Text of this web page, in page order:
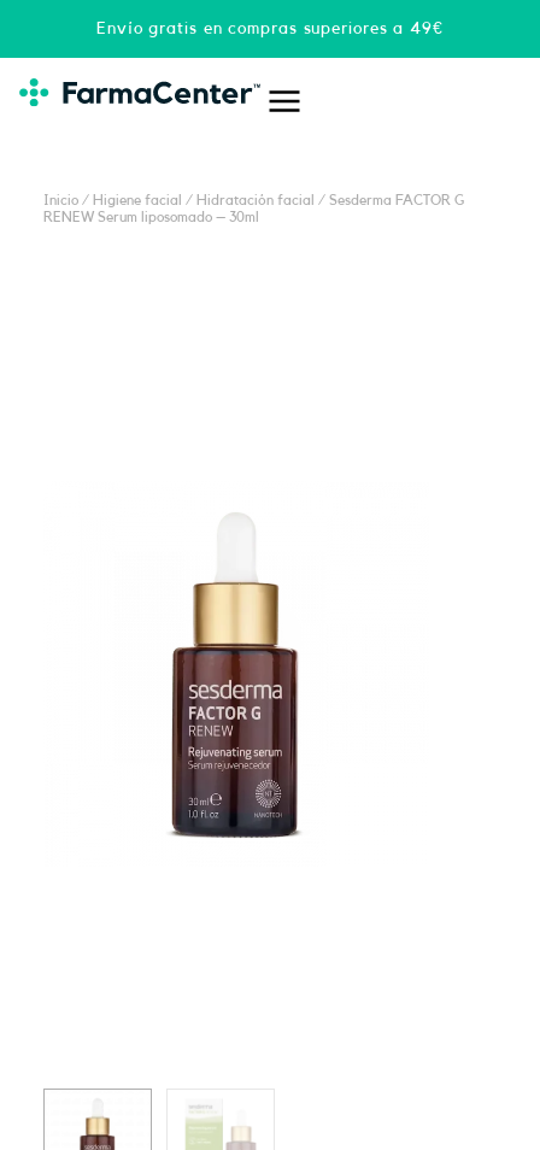
Envío gratis en compras superiores a 49€
Inicio / Higiene facial / Hidratación facial
/ Sesderma FACTOR G
RENEW Serum liposomado – 30ml